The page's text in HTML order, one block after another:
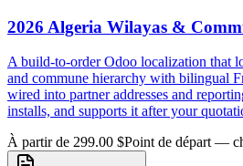
2026 Algeria Wilayas &
A build-to-order Odoo localization that
and commune hierarchy with bilingual
wired into partner addresses and
installs, and supports it after your
À partir de 299.00 $Point de départ —